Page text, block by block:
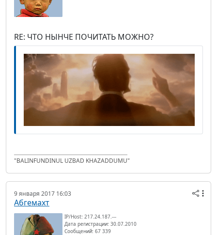
RE: ЧТО НЫНЧЕ ПОЧИТАТЬ МОЖНО?
"BALINFUNDINUL UZBAD KHAZADDUMU"
9 января 2017 16:03
Абгемахт
IP/Host: 217.24.187.---
Дата регистрации: 30.07.2010
Сообщений: 67 339